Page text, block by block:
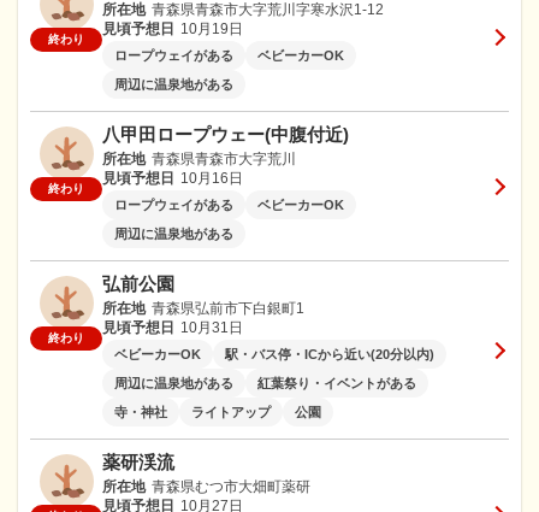
終わり
所在地 青森県青森市大字荒川字寒水沢1-12
見頃予想日
10月19日
ロープウェイがある
ベビーカーOK
周辺に温泉地がある
終わり
八甲田ロープウェー(中腹付近)
所在地 青森県青森市大字荒川
見頃予想日
10月16日
ロープウェイがある
ベビーカーOK
周辺に温泉地がある
終わり
弘前公園
所在地 青森県弘前市下白銀町1
見頃予想日
10月31日
ベビーカーOK
駅・バス停・ICから近い(20分以内)
周辺に温泉地がある
紅葉祭り・イベントがある
寺・神社
ライトアップ 公園
薬研渓流
所在地 青森県むつ市大畑町薬研
見頃予想日
10月27日